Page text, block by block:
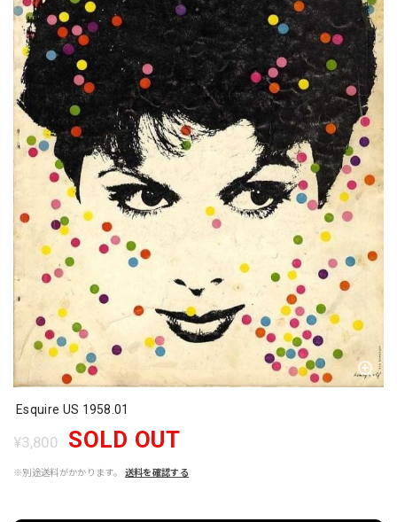
Esquire US 1958.01
¥3,800 SOLD OUT
※別途送料がかかります。 送料を確認する